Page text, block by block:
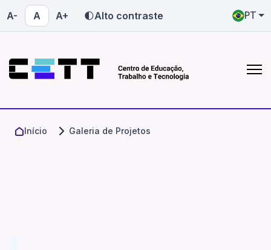
A- A A+ Alto contraste PT
Início Galeria de Projetos